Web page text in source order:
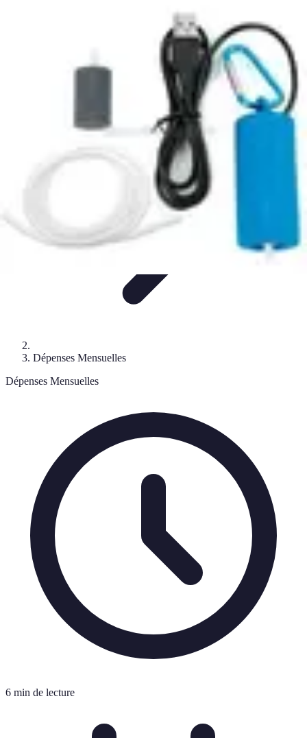
Astuces QuotidiennesAlimentation
Astuces Pour Économiser
Dépenses Mensuelles
Dépenses Mensuelles
6 min de lecture